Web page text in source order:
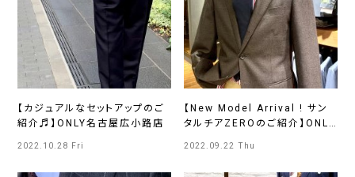
【カジュアルなセットアップのご
紹介♬】ONLY名古屋広小路店
2022.10.28 Fri
【New Model Arrival ! サン
タルチアZEROのご紹介】ONLY
2022.09.22 Thu